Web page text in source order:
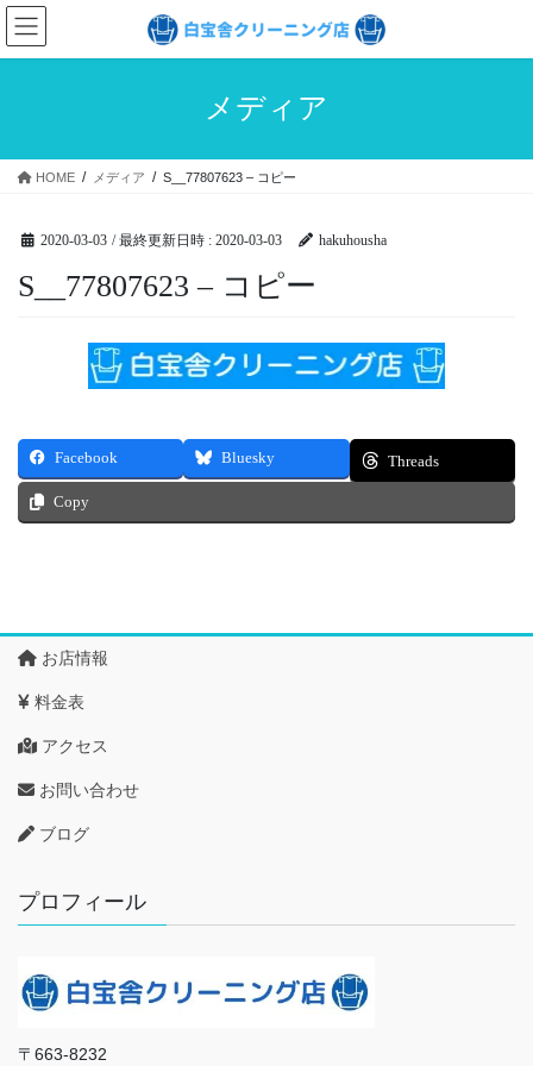
コ
ン
テ
ス
ナ
ビ
ゲ
ン
メディア
HOME メディア S__77807623 – コピー
2020-03-03 / 最終更新日時 : 2020-03-03 hakuhousha
S__77807623 – コピー
Facebook Bluesky Threads
Copy
お店情報
料金表
アクセス
お問い合わせ
ブログ
プロフィール
〒663-8232